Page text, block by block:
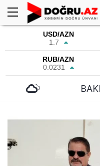
USD/AZN
1.7
RUB/AZN
0.0231
BAKI